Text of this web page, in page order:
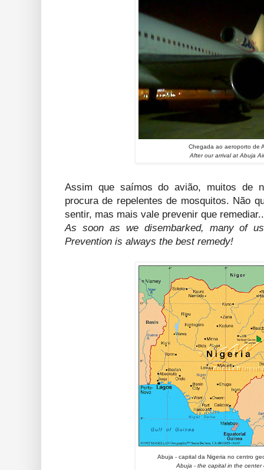
Chegada ao aeroporto de
After our arrival at Abuja
Assim que saímos do avião, muitos de
procura de repelentes de mosquitos. Não
sentir, mas mais vale prevenir que
As soon as we disembarked, many of
Prevention is always the best remedy!
Abuja - capital da Nigeria no centro
Abuja - the capital in the center